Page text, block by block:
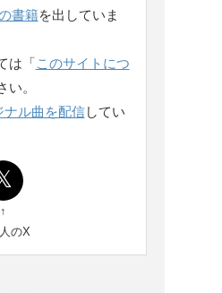
書籍を出していま
は「このサイトにつ
い。
ナル曲を配信してい
↑
のX